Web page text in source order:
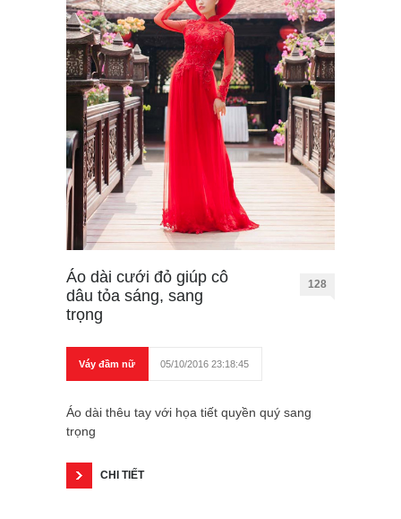
Áo dài cưới đỏ giúp cô
dâu tỏa sáng, sang
trọng
128
Váy đầm nữ 05/10/2016 23:18:45
Áo dài thêu tay với họa tiết quyền quý sang
trọng
CHI TIẾT